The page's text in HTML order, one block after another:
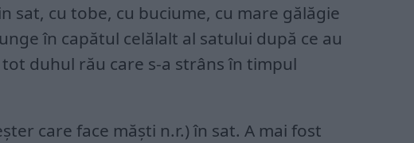
sat, cu tobe, cu buciume, cu mare gălăgie
în capătul celălalt al satului după ce au
duhul rău care s-a strâns în timpul
care face măşti n.r.) în sat. A mai fost